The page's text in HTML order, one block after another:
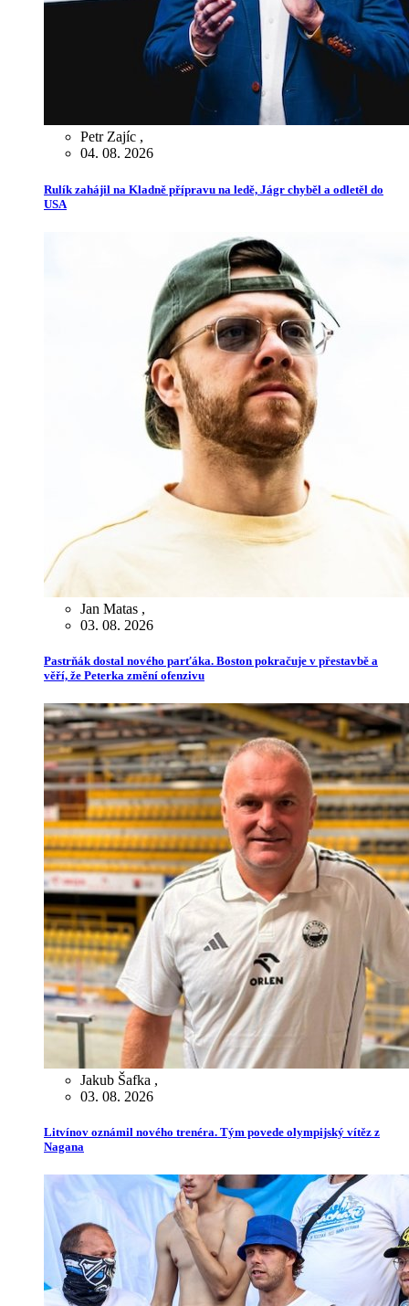
Petr Zajíc ,
04. 08. 2026
Rulík zahájil na Kladně přípravu na ledě, Jágr chyběl a odletěl do
USA
Jan Matas ,
03. 08. 2026
Pastrňák dostal nového parťáka. Boston pokračuje v přestavbě a
věří, že Peterka změní ofenzivu
Jakub Šafka ,
03. 08. 2026
Litvínov oznámil nového trenéra. Tým povede olympijský vítěz z
Nagana